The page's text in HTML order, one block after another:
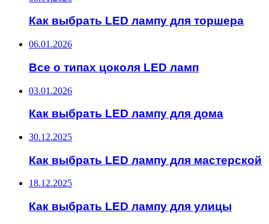
Как выбрать LED лампу для торшера
06.01.2026
Все о типах цоколя LED ламп
03.01.2026
Как выбрать LED лампу для дома
30.12.2025
Как выбрать LED лампу для мастерской
18.12.2025
Как выбрать LED лампу для улицы